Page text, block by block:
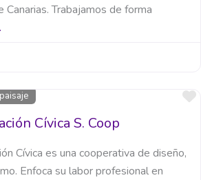
Trabajamos de forma
Cívica S. Coop
Cívica es una cooperativa de diseño,
Enfoca su labor profesional en